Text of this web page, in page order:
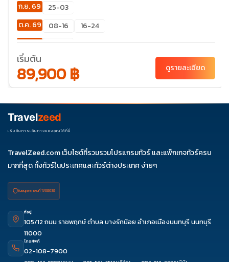
ก.ย. 69
25-03
ต.ค. 69
08-16
16-24
พ.ย. 69
06-14
ธ.ค. 69
เริ่มต้น
89,900 ฿ ดูรายละเอียด
Travelzeed
เริ่มต้นการเดินทางของคุณได้ที่นี่
TravelZeed.com เว็บไซต์ที่รวมรวมโปรแกรมทัวร์ และแพ็กเกจทัวร์ครบ
มากที่สุด ทั้งทัวร์ในประเทศและทัวร์ต่างประเทศ ง่ายๆ
ใบอนุญาต เลขที่ 11/08038
ที่อยู่
105/12 ถนน ราชพฤกษ์ ตำบล บางรักน้อย อำเภอเมืองนนทบุรี นนทบุรี
11000
โทรศัพท์
02-108-7900